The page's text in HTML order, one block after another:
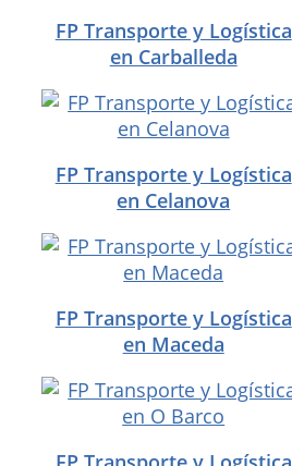
FP Transporte y Logística
en Carballeda
FP Transporte y Logística
en Celanova
FP Transporte y Logística
en Maceda